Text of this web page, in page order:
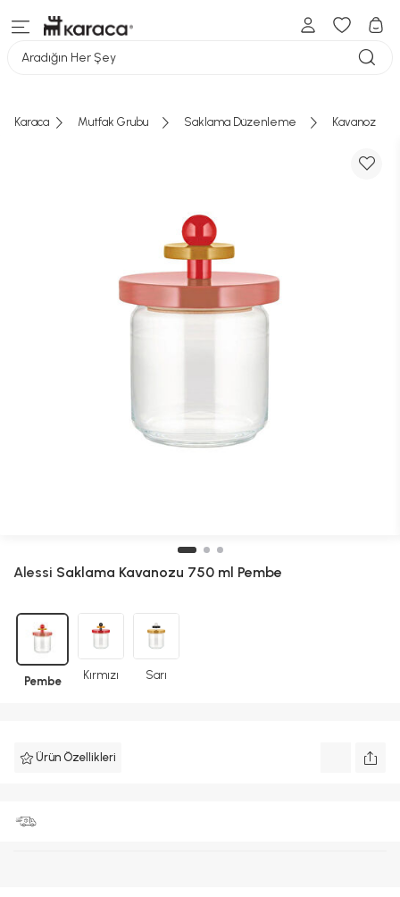
Aradığın Her Şey
Karaca Mutfak Grubu Saklama Düzenleme Kavanoz
Alessi Saklama Kavanozu 750 ml Pembe
Pembe Kırmızı Sarı
Ürün Özellikleri